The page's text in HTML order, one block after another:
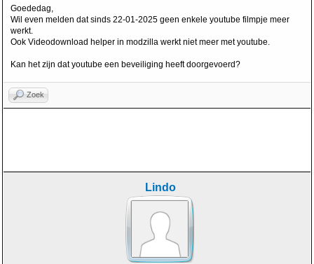
Goededag,
Wil even melden dat sinds 22-01-2025 geen enkele youtube filmpje meer
werkt.
Ook Videodownload helper in modzilla werkt niet meer met youtube.
Kan het zijn dat youtube een beveiliging heeft doorgevoerd?
Zoek
Lindo